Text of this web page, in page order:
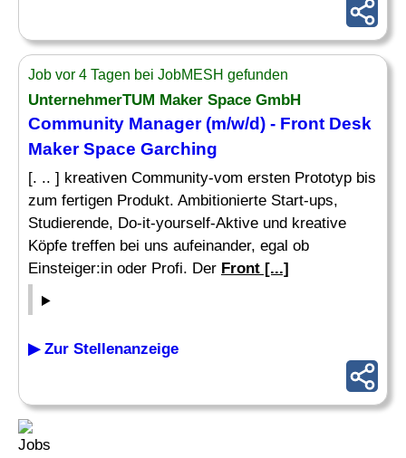
Job vor 4 Tagen bei JobMESH gefunden
UnternehmerTUM Maker Space GmbH
Community Manager (m/w/d) - Front Desk
Maker Space Garching
[. .. ] kreativen Community-vom ersten Prototyp bis
zum fertigen Produkt. Ambitionierte Start-ups,
Studierende, Do-it-yourself-Aktive und kreative
Köpfe treffen bei uns aufeinander, egal ob
Einsteiger:in oder Profi. Der Front [...]
▶ Zur Stellenanzeige